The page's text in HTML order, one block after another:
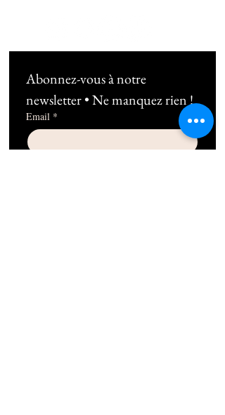
Abonnez-vous à notre
newsletter • Ne manquez rien !
Email *